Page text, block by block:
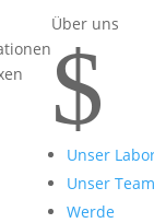
Über uns
$
Unser
Unser Team
Werde